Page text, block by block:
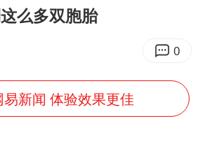
白海豚将正面袭击贯穿浙江
几元成本的AI广告导致千万市值蒸发
么多双胞胎
0
新闻 体验效果更佳